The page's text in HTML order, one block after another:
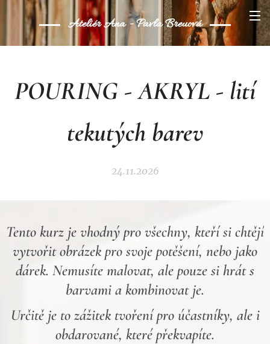
Ateliér Ana - Pavla Breuová
POURING - AKRYL - lití
tekutých barev
24.11.2026
Tento kurz je vhodný pro všechny, kteří si chtějí
vytvořit obrázek pro svoje potěšení, nebo jako
dárek. Nemusíte malovat, ale pouze si hrát s
barvami a kombinovat je.
Určitě je to zážitek tvoření pro účastníky, ale i
obdarované, které překvapíte.